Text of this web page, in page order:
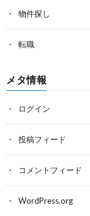
物件探し
転職
メタ情報
ログイン
投稿フィード
コメントフィード
WordPress.org